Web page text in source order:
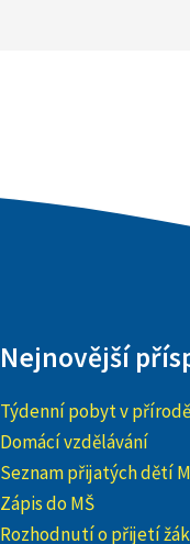
Nejnovější
Týdenní pobyt v přírodě
Domácí vzdělávání
Seznam přijatých dětí
Zápis do MŠ
Rozhodnutí o přijetí